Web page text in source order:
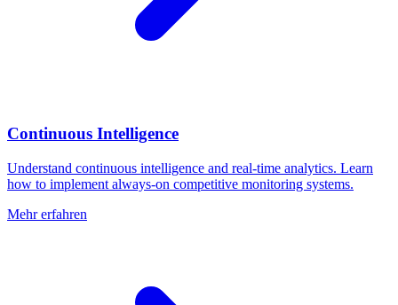
Continuous Intelligence
Understand continuous intelligence and real-time analytics. Learn
how to implement always-on competitive monitoring systems.
Mehr erfahren